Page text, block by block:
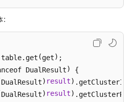
(get)
DualResult)
{
DualResult) result) .getClusterId
DualResult) result)